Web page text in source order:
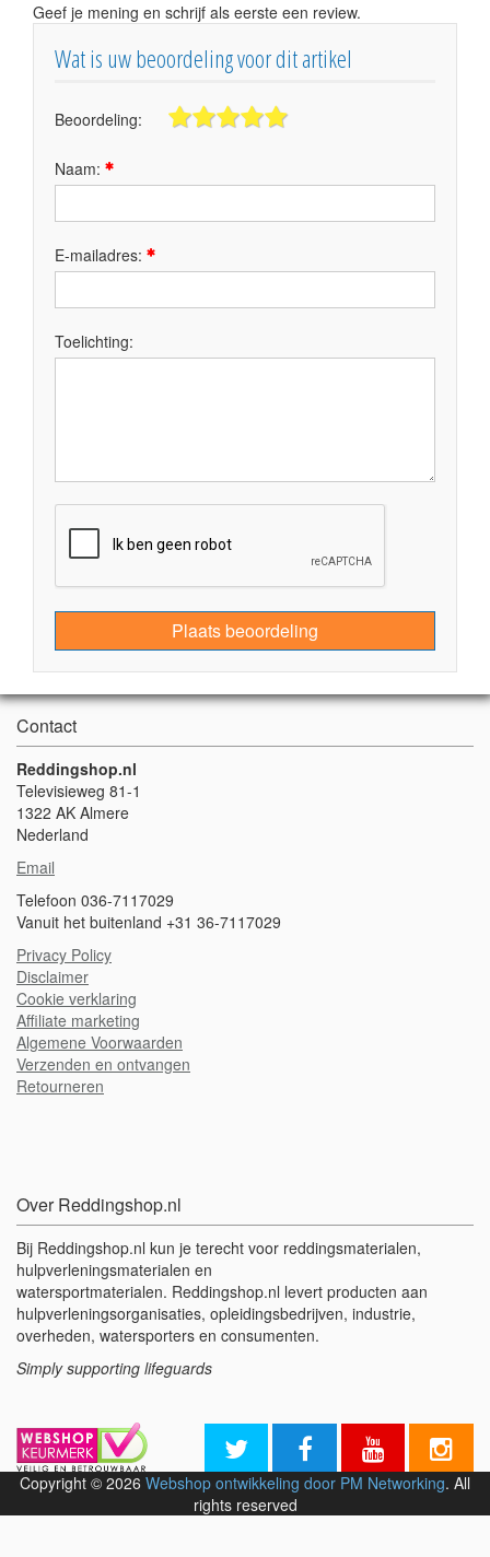
Geef je mening en schrijf als eerste een review.
Wat is uw beoordeling voor dit artikel
Beoordeling:
Naam:
E-mailadres:
Toelichting:
Plaats beoordeling
Contact
Reddingshop.nl
Televisieweg 81-1
1322 AK Almere
Nederland
Email
Telefoon 036-7117029
Vanuit het buitenland +31 36-7117029
Privacy Policy
Disclaimer
Cookie verklaring
Affiliate marketing
Algemene Voorwaarden
Verzenden en ontvangen
Retourneren
Over Reddingshop.nl
Bij Reddingshop.nl kun je terecht voor reddingsmaterialen,
hulpverleningsmaterialen en
watersportmaterialen. Reddingshop.nl levert producten aan
hulpverleningsorganisaties, opleidingsbedrijven, industrie,
overheden, watersporters en consumenten.
Simply supporting lifeguards
Copyright © 2026 Webshop ontwikkeling door PM Networking. All
rights reserved